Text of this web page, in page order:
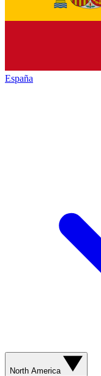
España
North America